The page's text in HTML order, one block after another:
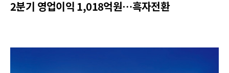
2분기 영업이익 1,018억원…흑자전환